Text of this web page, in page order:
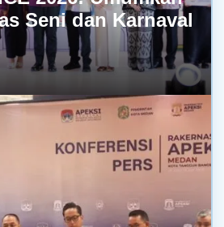
Seni dan Karnaval